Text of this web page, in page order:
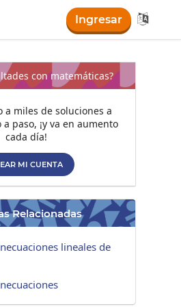
Ingresar 
con matemáticas?
a miles de soluciones a
paso, ¡y va en aumento
cada día!
MI CUENTA
Relacionadas
lineales de